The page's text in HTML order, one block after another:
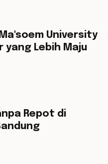
5 min read
University
yang Lebih Maju
5 min read
Repot di